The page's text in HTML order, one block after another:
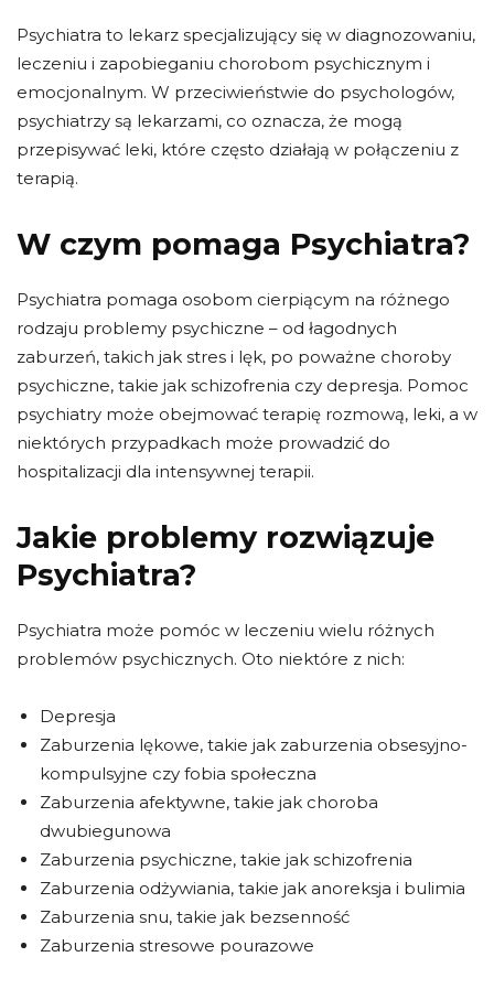
Psychiatra to lekarz specjalizujący się w diagnozowaniu,
leczeniu i zapobieganiu chorobom psychicznym i
emocjonalnym. W przeciwieństwie do psychologów,
psychiatrzy są lekarzami, co oznacza, że ​​mogą
przepisywać leki, które często działają w połączeniu z
terapią.
W czym pomaga Psychiatra?
Psychiatra pomaga osobom cierpiącym na różnego
rodzaju problemy psychiczne – od łagodnych
zaburzeń, takich jak stres i lęk, po poważne choroby
psychiczne, takie jak schizofrenia czy depresja. Pomoc
psychiatry może obejmować terapię rozmową, leki, a w
niektórych przypadkach może prowadzić do
hospitalizacji dla intensywnej terapii.
Jakie problemy rozwiązuje
Psychiatra?
Psychiatra może pomóc w leczeniu wielu różnych
problemów psychicznych. Oto niektóre z nich:
Depresja
Zaburzenia lękowe, takie jak zaburzenia obsesyjno-
kompulsyjne czy fobia społeczna
Zaburzenia afektywne, takie jak choroba
dwubiegunowa
Zaburzenia psychiczne, takie jak schizofrenia
Zaburzenia odżywiania, takie jak anoreksja i bulimia
Zaburzenia snu, takie jak bezsenność
Zaburzenia stresowe pourazowe